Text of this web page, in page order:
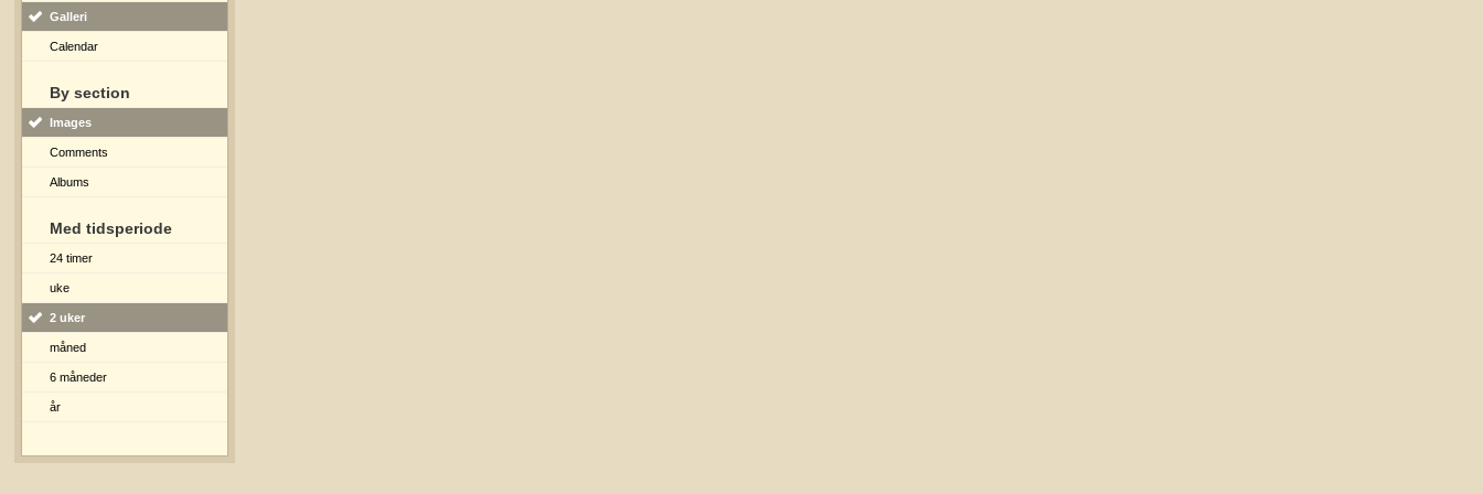
Galleri
Calendar
By section
Images
Comments
Albums
Med tidsperiode
24 timer
uke
2 uker
måned
6 måneder
år